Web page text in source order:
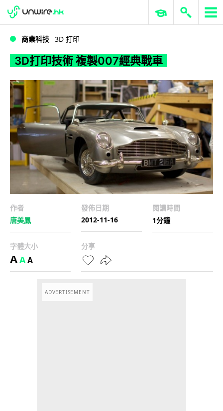
3D打印技術 複製007經典戰車
WWDC 2026 ERP 與商業 AI
商業科技 3D 打印
3D打印技術 複製007經典戰車
作者
唐美鳳
發佈日期
2012-11-16
閱讀時間
1分鐘
字體大小
AAA
分享
ADVERTISEMENT